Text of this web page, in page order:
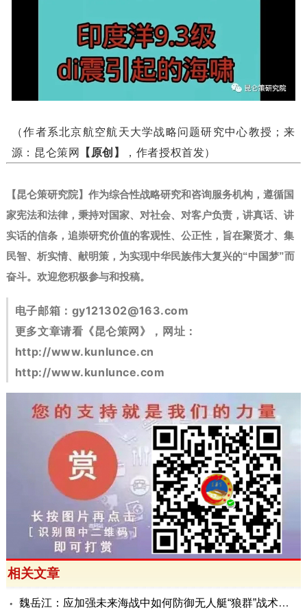
（作者系北京航空航天大学战略问题研究中心教授；来
源：昆仑策网 【原创】 ，作者授权首发）
【昆仑策研究院】作为综合性战略研究和咨询服务机构，遵循国
家宪法和法律，秉持对国家、对社会、对客户负责，讲真话、讲
实话的信条，追崇研究价值的客观性、公正性，旨在聚贤才、集
民智、析实情、献明策，为实现中华民族伟大复兴的“中国梦”而
奋斗。 欢迎您积极参与和投稿。
电子邮箱： gy121302@163.com
更多文章请看《昆仑策网》，网址：
http://www.kunlunce.cn
http://www.kunlunce.com
相关文章
魏岳江：应加强未来海战中如何防御无人艇“狼群”战术研究